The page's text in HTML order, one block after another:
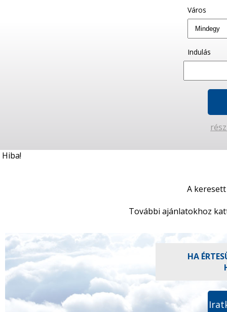
Város
Indulás
Hiba!
A
További ajánlatokhoz
HA